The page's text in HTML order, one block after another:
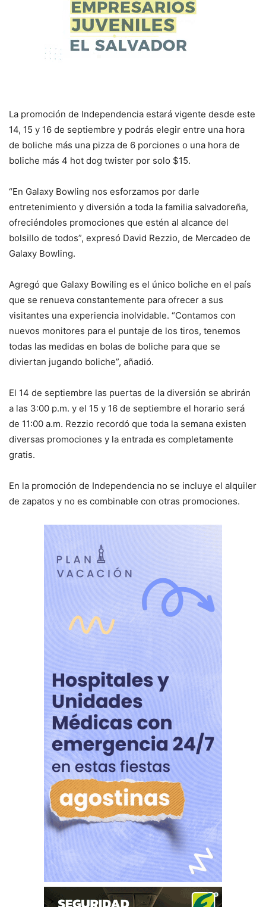
La promoción de Independencia estará vigente desde este
14, 15 y 16 de septiembre y podrás elegir entre una hora
de boliche más una pizza de 6 porciones o una hora de
boliche más 4 hot dog twister por solo $15.
“En Galaxy Bowling nos esforzamos por darle
entretenimiento y diversión a toda la familia salvadoreña,
ofreciéndoles promociones que estén al alcance del
bolsillo de todos”, expresó David Rezzio, de Mercadeo de
Galaxy Bowling.
Agregó que Galaxy Bowiling es el único boliche en el país
que se renueva constantemente para ofrecer a sus
visitantes una experiencia inolvidable. “Contamos con
nuevos monitores para el puntaje de los tiros, tenemos
todas las medidas en bolas de boliche para que se
diviertan jugando boliche”, añadió.
El 14 de septiembre las puertas de la diversión se abrirán
a las 3:00 p.m. y el 15 y 16 de septiembre el horario será
de 11:00 a.m. Rezzio recordó que toda la semana existen
diversas promociones y la entrada es completamente
gratis.
En la promoción de Independencia no se incluye el alquiler
de zapatos y no es combinable con otras promociones.